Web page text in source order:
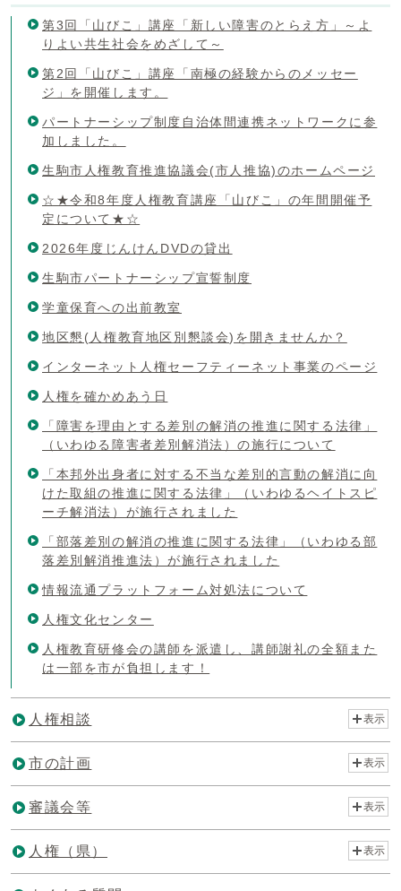
第3回「山びこ」講座「新しい障害のとらえ方」～よ
りよい共生社会をめざして～
第2回「山びこ」講座「南極の経験からのメッセー
ジ」を開催します。
パートナーシップ制度自治体間連携ネットワークに参
加しました。
生駒市人権教育推進協議会(市人推協)のホームページ
☆★令和8年度人権教育講座「山びこ」の年間開催予
定について★☆
2026年度じんけんDVDの貸出
生駒市パートナーシップ宣誓制度
学童保育への出前教室
地区懇(人権教育地区別懇談会)を開きませんか？
インターネット人権セーフティーネット事業のページ
人権を確かめあう日
「障害を理由とする差別の解消の推進に関する法律」
（いわゆる障害者差別解消法）の施行について
「本邦外出身者に対する不当な差別的言動の解消に向
けた取組の推進に関する法律」（いわゆるヘイトスピ
ーチ解消法）が施行されました
「部落差別の解消の推進に関する法律」（いわゆる部
落差別解消推進法）が施行されました
情報流通プラットフォーム対処法について
人権文化センター
人権教育研修会の講師を派遣し、講師謝礼の全額また
は一部を市が負担します！
人権相談 表示
市の計画 表示
審議会等 表示
人権（県） 表示